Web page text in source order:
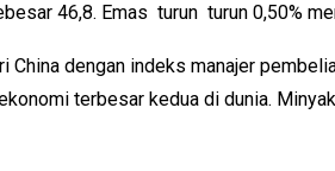
46,8. Emas turun turun 0,50%
China dengan indeks manajer
terbesar kedua di dunia.